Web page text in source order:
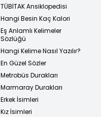
TÜBİTAK Ansiklopedisi
Hangi Besin Kaç Kalori
Eş Anlamlı Kelimeler
Sözlüğü
Hangi Kelime Nasıl Yazılır?
En Güzel Sözler
Metrobüs Durakları
Marmaray Durakları
Erkek İsimleri
Kız İsimleri